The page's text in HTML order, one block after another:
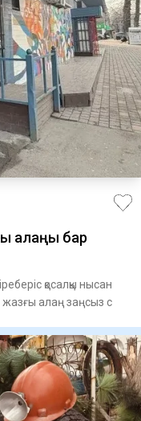
алаңы бар
қосалқы нысан
жазғы алаң заңсыз с